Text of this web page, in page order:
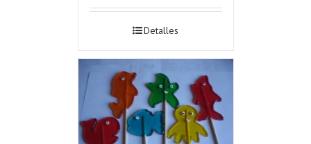
Detalles